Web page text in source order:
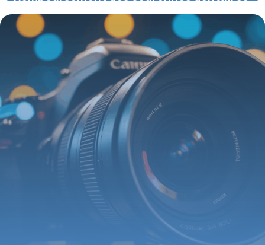
en 2026 : ce que vous devez savoir
11 mai 2026